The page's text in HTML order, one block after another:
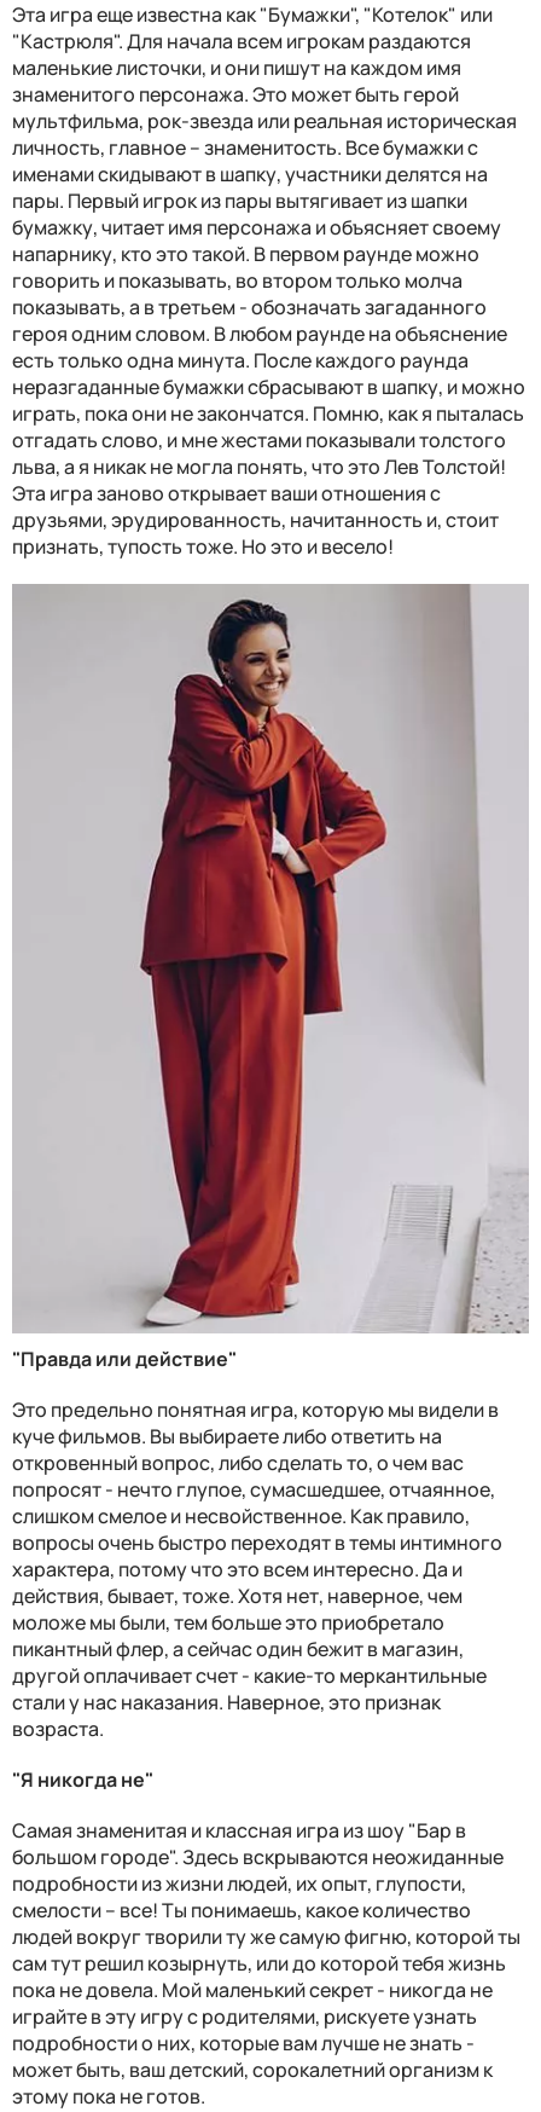
Эта игра еще известна как "Бумажки", "Котелок" или
"Кастрюля". Для начала всем игрокам раздаются
маленькие листочки, и они пишут на каждом имя
знаменитого персонажа. Это может быть герой
мультфильма, рок-звезда или реальная историческая
личность, главное – знаменитость. Все бумажки с
именами скидывают в шапку, участники делятся на
пары. Первый игрок из пары вытягивает из шапки
бумажку, читает имя персонажа и объясняет своему
напарнику, кто это такой. В первом раунде можно
говорить и показывать, во втором только молча
показывать, а в третьем - обозначать загаданного
героя одним словом. В любом раунде на объяснение
есть только одна минута. После каждого раунда
неразгаданные бумажки сбрасывают в шапку, и можно
играть, пока они не закончатся. Помню, как я пыталась
отгадать слово, и мне жестами показывали толстого
льва, а я никак не могла понять, что это Лев Толстой!
Эта игра заново открывает ваши отношения с
друзьями, эрудированность, начитанность и, стоит
признать, тупость тоже. Но это и весело!
"Правда или действие"
Это предельно понятная игра, которую мы видели в
куче фильмов. Вы выбираете либо ответить на
откровенный вопрос, либо сделать то, о чем вас
попросят - нечто глупое, сумасшедшее, отчаянное,
слишком смелое и несвойственное. Как правило,
вопросы очень быстро переходят в темы интимного
характера, потому что это всем интересно. Да и
действия, бывает, тоже. Хотя нет, наверное, чем
моложе мы были, тем больше это приобретало
пикантный флер, а сейчас один бежит в магазин,
другой оплачивает счет - какие-то меркантильные
стали у нас наказания. Наверное, это признак
возраста.
"Я никогда не"
Самая знаменитая и классная игра из шоу "Бар в
большом городе". Здесь вскрываются неожиданные
подробности из жизни людей, их опыт, глупости,
смелости – все! Ты понимаешь, какое количество
людей вокруг творили ту же самую фигню, которой ты
сам тут решил козырнуть, или до которой тебя жизнь
пока не довела. Мой маленький секрет - никогда не
играйте в эту игру с родителями, рискуете узнать
подробности о них, которые вам лучше не знать -
может быть, ваш детский, сорокалетний организм к
этому пока не готов.